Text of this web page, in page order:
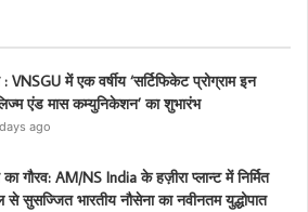
VNSGU में एक वर्षीय ‘सर्टिफिकेट प्रोग्राम इन
एंड मास कम्युनिकेशन’ का शुभारंभ
ago
गौरव: AM/NS India के हज़ीरा प्लान्ट में निर्मित
से सुसज्जित भारतीय नौसेना का नवीनतम युद्धोपात